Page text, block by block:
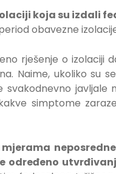
koja su izdali
obavezne
rješenje o izolaciji
Naime, ukoliko su
javljale
simptome
mjerama
određeno